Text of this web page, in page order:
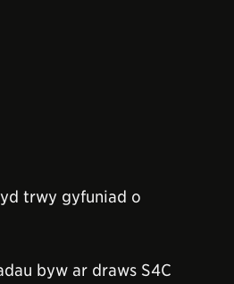
trwy gyfuniad o
byw ar draws S4C